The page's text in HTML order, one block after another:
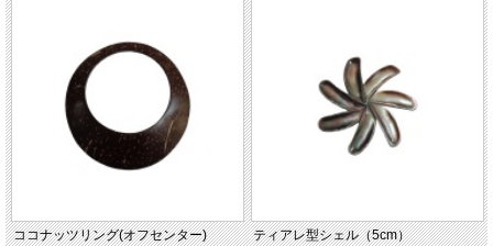
ココナッツリング(オフセンター)
ティアレ型シェル（5cm）